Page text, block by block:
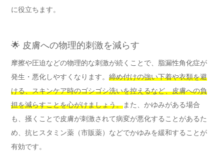
に役立ちます。
🌟 皮膚への物理的刺激を減らす
摩擦や圧迫などの物理的な刺激が続くことで、脂漏性角化症が
発生・悪化しやすくなります。 締め付けの強い下着や衣類を避
ける、スキンケア時のゴシゴシ洗いを控えるなど、皮膚への負
担を減らすことを心がけましょう。また、かゆみがある場合
も、掻くことで皮膚が刺激されて病変が悪化することがあるた
め、抗ヒスタミン薬（市販薬）などでかゆみを緩和することが
有効です。